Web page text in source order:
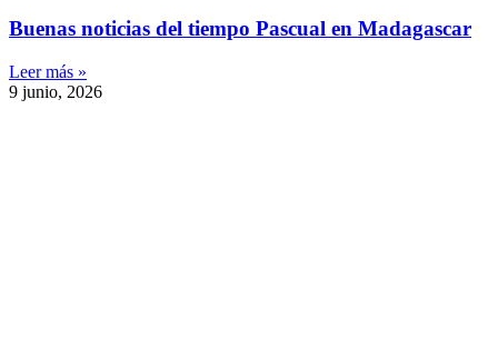
Buenas noticias del tiempo Pascual en Madagascar
Leer más »
9 junio, 2026